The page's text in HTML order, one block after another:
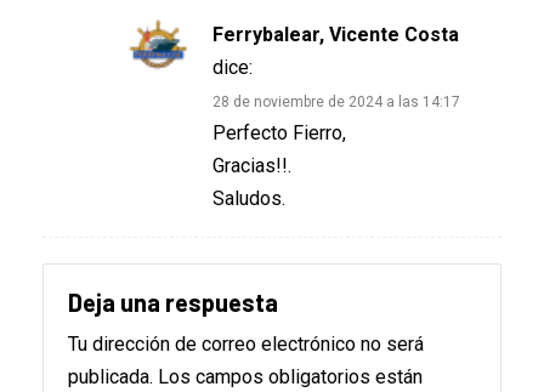
Ferrybalear, Vicente Costa
dice:
28 de noviembre de 2024 a las 14:17
Perfecto Fierro,
Gracias!!.
Saludos.
Deja una respuesta
Tu dirección de correo electrónico no será
publicada. Los campos obligatorios están